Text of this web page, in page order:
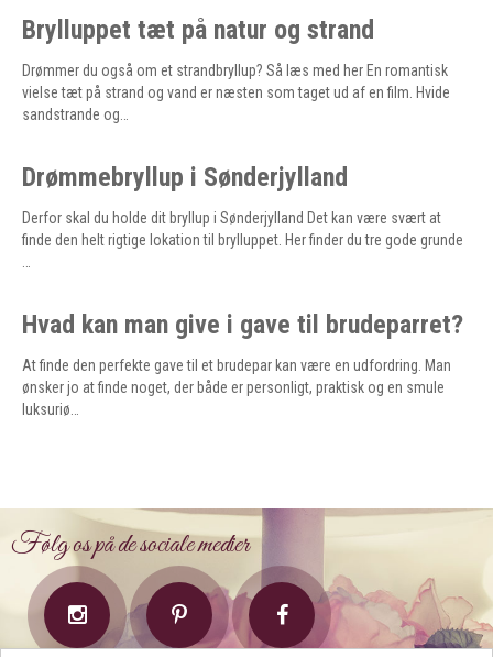
Brylluppet tæt på natur og strand
Drømmer du også om et strandbryllup? Så læs med her En romantisk
vielse tæt på strand og vand er næsten som taget ud af en film. Hvide
sandstrande og…
Drømmebryllup i Sønderjylland
Derfor skal du holde dit bryllup i Sønderjylland Det kan være svært at
finde den helt rigtige lokation til brylluppet. Her finder du tre gode grunde
Hvad kan man give i gave til brudeparret?
At finde den perfekte gave til et brudepar kan være en udfordring. Man
ønsker jo at finde noget, der både er personligt, praktisk og en smule
luksuriø…
Følg os på de sociale medier